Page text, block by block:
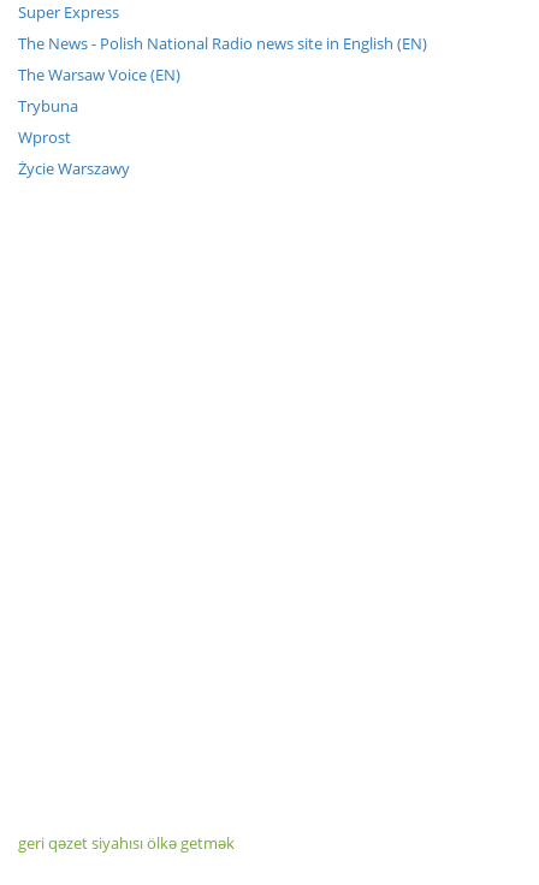
Super Express
The News - Polish National Radio news site in English (EN)
The Warsaw Voice (EN)
Trybuna
Wprost
Życie Warszawy
geri qəzet siyahısı ölkə getmək